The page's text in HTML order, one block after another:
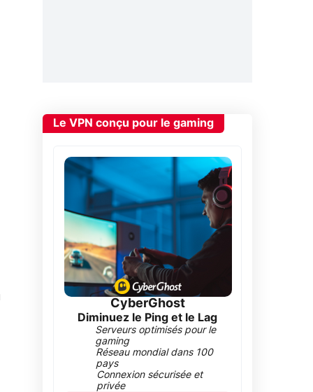
Le VPN conçu pour le gaming
CyberGhost
Diminuez le Ping et le Lag
Serveurs optimisés pour le
gaming
Réseau mondial dans 100
pays
Connexion sécurisée et
privée